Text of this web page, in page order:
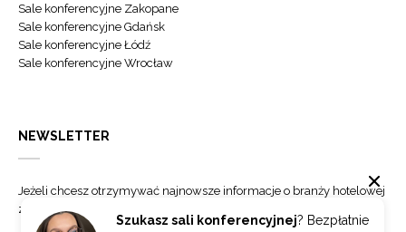
Szukasz sali konferencyjnej? Bezpłatnie
Sale konferencyjne Zakopane
Sale konferencyjne Gdańsk
Sale konferencyjne Łódź
Sale konferencyjne Wrocław
NEWSLETTER
Jeżeli chcesz otrzymywać najnowsze informacje o branży hotelowej
zapisz się do naszego newslettera.